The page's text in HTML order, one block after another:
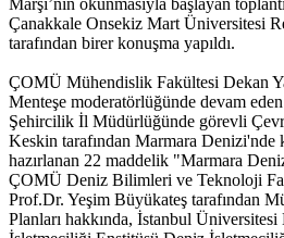
Marşı’nın okunmasıyla başlayan
Çanakkale Onsekiz Mart Üniversitesi
tarafından birer konuşma yapıldı.
ÇOMÜ Mühendislik Fakültesi Dekan
Menteşe moderatörlüğünde devam
Şehircilik İl Müdürlüğünde görevli
Keskin tarafından Marmara Denizi'nde
hazırlanan 22 maddelik "Marmara
ÇOMÜ Deniz Bilimleri ve Teknoloji
Prof.Dr. Yeşim Büyükateş tarafından
Planları hakkında, İstanbul